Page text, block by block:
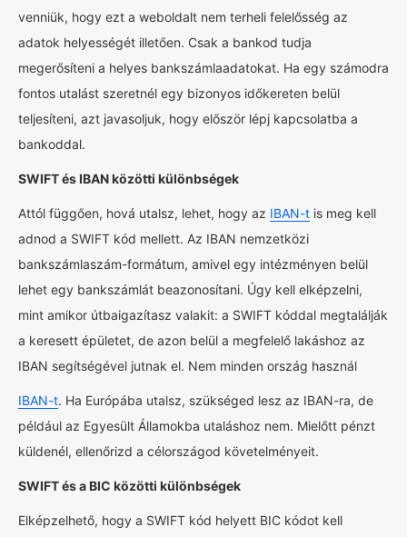
venniük, hogy ezt a weboldalt nem terheli felelősség az
adatok helyességét illetően. Csak a bankod tudja
megerősíteni a helyes bankszámlaadatokat. Ha egy számodra
fontos utalást szeretnél egy bizonyos időkereten belül
teljesíteni, azt javasoljuk, hogy először lépj kapcsolatba a
bankoddal.
SWIFT és IBAN közötti különbségek
Attól függően, hová utalsz, lehet, hogy az IBAN-t is meg kell
adnod a SWIFT kód mellett. Az IBAN nemzetközi
bankszámlaszám-formátum, amivel egy intézményen belül
lehet egy bankszámlát beazonosítani. Úgy kell elképzelni,
mint amikor útbaigazítasz valakit: a SWIFT kóddal megtalálják
a keresett épületet, de azon belül a megfelelő lakáshoz az
IBAN segítségével jutnak el. Nem minden ország használ
IBAN-t. Ha Európába utalsz, szükséged lesz az IBAN-ra, de
például az Egyesült Államokba utaláshoz nem. Mielőtt pénzt
küldenél, ellenőrizd a célországod követelményeit.
SWIFT és a BIC közötti különbségek
Elképzelhető, hogy a SWIFT kód helyett BIC kódot kell